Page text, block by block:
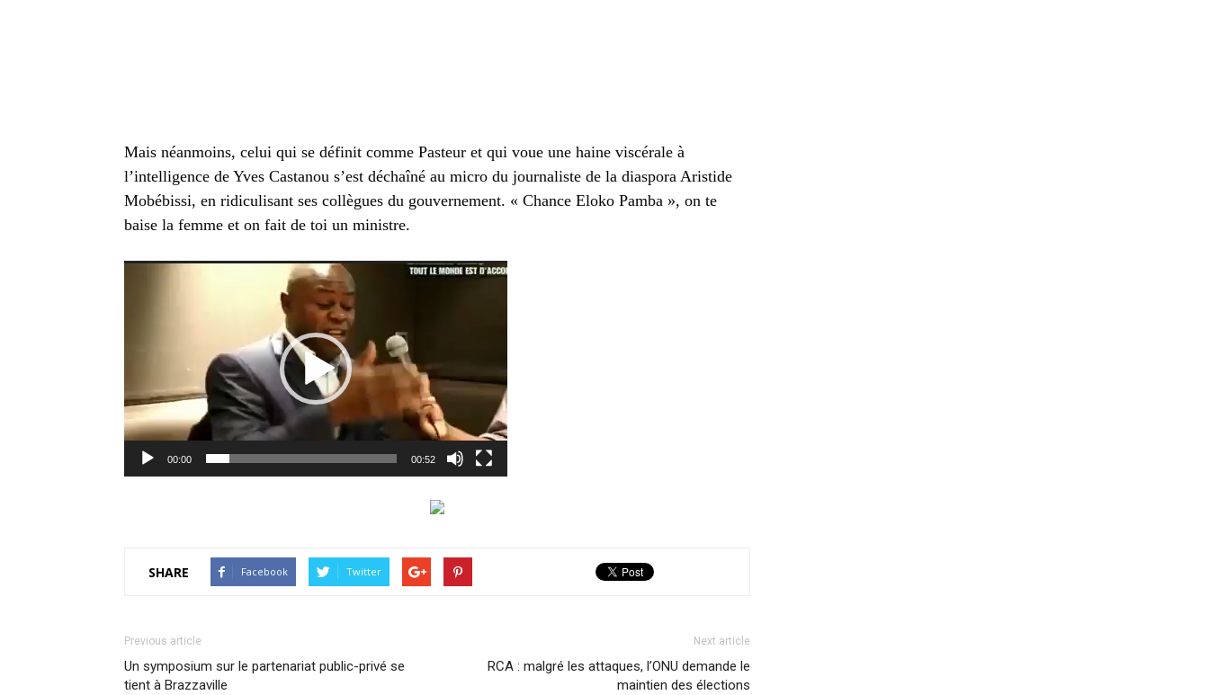
Mais néanmoins, celui qui se définit comme Pasteur et qui voue une haine viscérale à
l’intelligence de Yves Castanou s’est déchaîné au micro du journaliste de la diaspora Aristide
Mobébissi, en ridiculisant ses collègues du gouvernement. « Chance Eloko Pamba », on te
baise la femme et on fait de toi un ministre.
00:00 00:52
SHARE Facebook Twitter
Previous article
Un symposium sur le partenariat public-privé se
tient à Brazzaville
Next article
RCA : malgré les attaques, l’ONU demande le
maintien des élections